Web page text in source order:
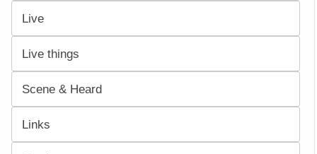
Live
Live things
Scene & Heard
Links